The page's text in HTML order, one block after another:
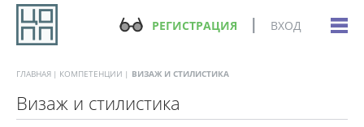
РЕГИСТРАЦИЯ ВХОД
ГЛАВНАЯ КОМПЕТЕНЦИИ ВИЗАЖ И СТИЛИСТИКА
Визаж и стилистика